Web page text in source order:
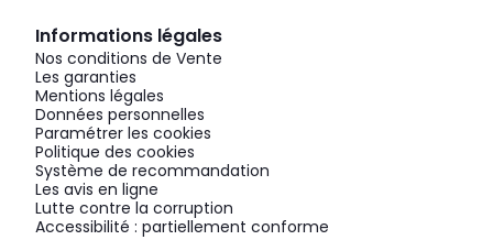
Informations légales
Nos conditions de Vente
Les garanties
Mentions légales
Données personnelles
Paramétrer les cookies
Politique des cookies
Système de recommandation
Les avis en ligne
Lutte contre la corruption
Accessibilité : partiellement conforme